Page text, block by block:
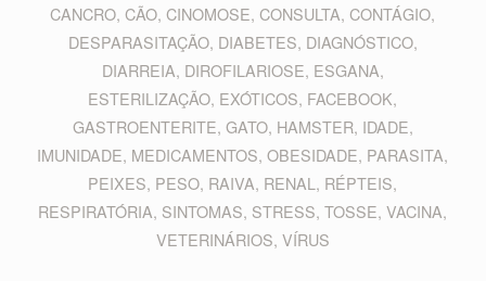
CANCRO,CÃO,CINOMOSE,CONSULTA,CONTÁGIO,
DESPARASITAÇÃO, DIABETES, DIAGNÓSTICO,
DIARREIA, DIROFILARIOSE, ESGANA,
ESTERILIZAÇÃO, EXÓTICOS, FACEBOOK,
GASTROENTERITE, GATO, HAMSTER, IDADE,
IMUNIDADE, MEDICAMENTOS,OBESIDADE, PARASITA,
PEIXES, PESO, RAIVA, RENAL , RÉPTEIS,
RESPIRATÓRIA, SINTOMAS, STRESS,TOSSE,VACINA,
VETERINÁRIOS, VÍRUS